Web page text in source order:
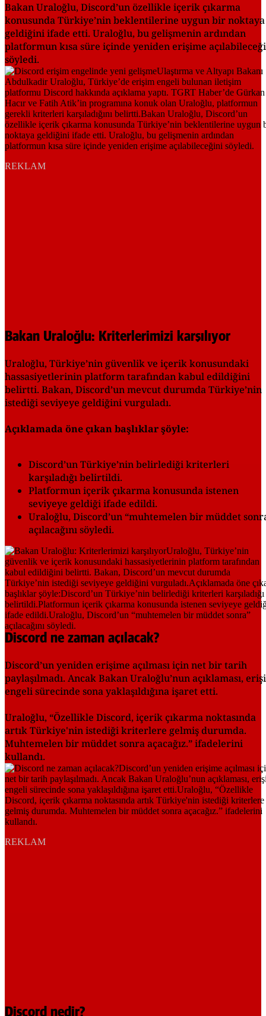
Bakan Uraloğlu, Discord’un özellikle içerik çıkarma
konusunda Türkiye’nin beklentilerine uygun bir noktaya
geldiğini ifade etti. Uraloğlu, bu gelişmenin ardından
platformun kısa süre içinde yeniden erişime
söyledi.
REKLAM
Bakan Uraloğlu: Kriterlerimizi karşılıyor
Uraloğlu, Türkiye’nin güvenlik ve içerik konusundaki
hassasiyetlerinin platform tarafından kabul edildiğini
belirtti. Bakan, Discord’un mevcut durumda Türkiye’nin
istediği seviyeye geldiğini vurguladı.
Açıklamada öne çıkan başlıklar şöyle:
Discord’un Türkiye’nin belirlediği kriterleri
karşıladığı belirtildi.
Platformun içerik çıkarma konusunda istenen
seviyeye geldiği ifade edildi.
Uraloğlu, Discord’un “muhtemelen bir müddet
açılacağını söyledi.
Discord ne zaman açılacak?
Discord’un yeniden erişime açılması için net bir tarih
paylaşılmadı. Ancak Bakan Uraloğlu’nun açıklaması,
engeli sürecinde sona yaklaşıldığına işaret etti.
Uraloğlu, “Özellikle Discord, içerik çıkarma noktasında
artık Türkiye'nin istediği kriterlere gelmiş durumda.
Muhtemelen bir müddet sonra açacağız.” ifadelerini
kullandı.
REKLAM
Discord nedir?